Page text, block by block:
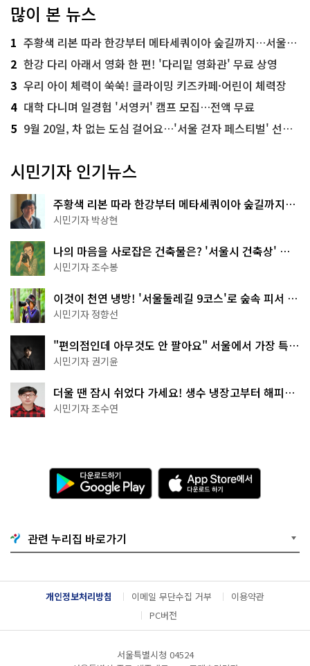
많이 본 뉴스
1 주황색 리본 따라 한강부터 메타세쿼이아 숲길까지…서울둘레길 15코스
2 한강 다리 아래서 영화 한 편! '다리밑 영화관' 무료 상영
3 우리 아이 체력이 쑥쑥! 클라이밍 키즈카페·어린이 체력장
4 대학 다니며 일경험 '서영커' 캠프 모집…전액 무료
5 9월 20일, 차 없는 도심 걸어요…'서울 걷자 페스티벌' 선착순 5천명
시민기자 인기뉴스
주황색 리본 따라 한강부터 메타세쿼이아 숲길까지…
서울둘레길 15코스
시민기자 박상현
나의 마음을 사로잡은 건축물은? '서울시 건축상' 수
상작 공개!
시민기자 조수봉
이것이 천연 냉방! '서울둘레길 9코스'로 숲속 피서 떠
나볼까
시민기자 정향선
"편의점인데 아무것도 안 팔아요" 서울에서 가장 특별
한 편의점의 정체
시민기자 권기윤
더울 땐 잠시 쉬었다 가세요! 생수 냉장고부터 해피소
·무더위쉼터까지
시민기자 조수연
다
운
로
기
G
o
g
l
e
l
A
p
p
e
서
다
운
드
관련 누리집 바로가기
개인정보처리방침 이메일 무단수집 거부
이용약관
PC버전
서울특별시청 04524